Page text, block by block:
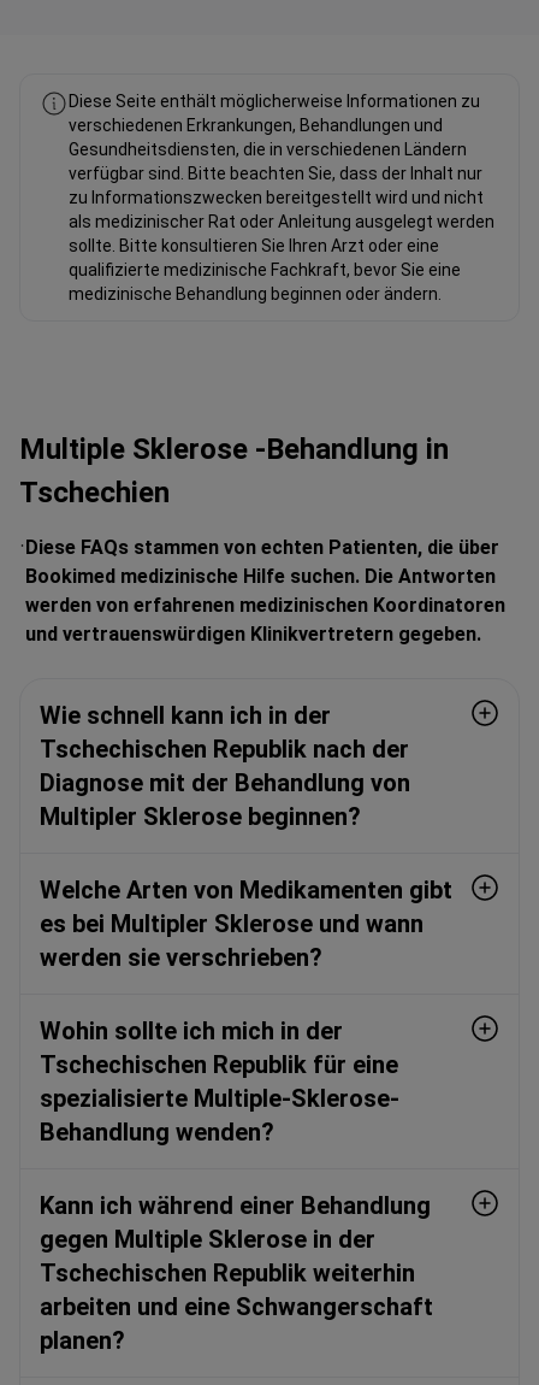
Diese Seite enthält möglicherweise Informationen zu
verschiedenen Erkrankungen, Behandlungen und
Gesundheitsdiensten, die in verschiedenen Ländern
verfügbar sind. Bitte beachten Sie, dass der Inhalt nur
zu Informationszwecken bereitgestellt wird und nicht
als medizinischer Rat oder Anleitung ausgelegt werden
sollte. Bitte konsultieren Sie Ihren Arzt oder eine
qualifizierte medizinische Fachkraft, bevor Sie eine
medizinische Behandlung beginnen oder ändern.
Multiple Sklerose -Behandlung in
Tschechien
Diese FAQs stammen von echten Patienten, die über
Bookimed medizinische Hilfe suchen. Die Antworten
werden von erfahrenen medizinischen Koordinatoren
und vertrauenswürdigen Klinikvertretern gegeben.
Wie schnell kann ich in der
Tschechischen Republik nach der
Diagnose mit der Behandlung von
Multipler Sklerose beginnen?
Welche Arten von Medikamenten gibt
es bei Multipler Sklerose und wann
werden sie verschrieben?
Wohin sollte ich mich in der
Tschechischen Republik für eine
spezialisierte Multiple-Sklerose-
Behandlung wenden?
Kann ich während einer Behandlung
gegen Multiple Sklerose in der
Tschechischen Republik weiterhin
arbeiten und eine Schwangerschaft
planen?